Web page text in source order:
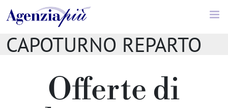
Offerte di lavoro //
CAPOTURNO REPARTO
STAMPAGGIO
Offerte di